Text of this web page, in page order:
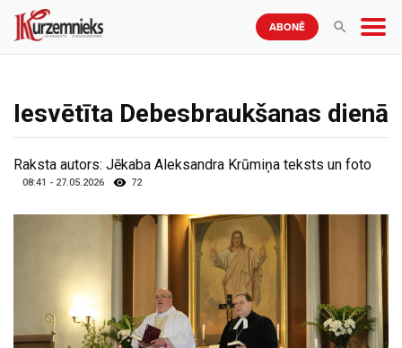
ABONĒ
Iesvētīta Debesbraukšanas dienā
Raksta autors: Jēkaba Aleksandra Krūmiņa teksts un foto
08:41 - 27.05.2026 72